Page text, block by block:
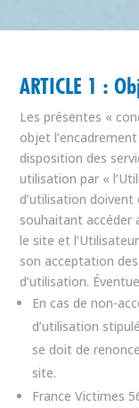
ARTICLE 1 :
Les présentes «
objet
disposition des
utilisation par «
d’utilisation
souhaitant accéder
le site et
son acceptation
d’utilisation.
En cas de non-
d’utilisation
se doit de
site.
France Victimes